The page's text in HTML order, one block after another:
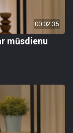
00:02:35
mūsdienu